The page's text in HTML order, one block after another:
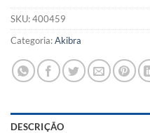
SKU:400459
Categoria:Akibra
DESCRIÇÃO